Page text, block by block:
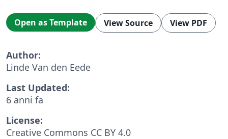
Open as Template View Source View PDF
Author:
Linde Van den Eede
Last Updated:
6 anni fa
License:
Creative Commons CC BY 4.0